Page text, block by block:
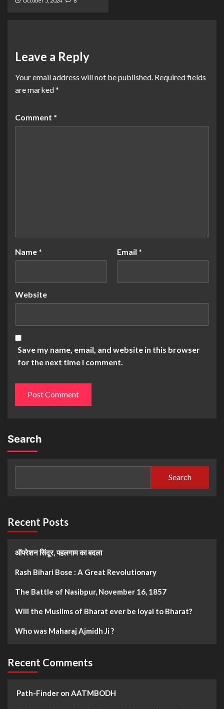
Leave a Reply
Your email address will not be published. Required fields
are marked*
Comment *
Name * Email *
Website
Save my name, email, and website in this browser
for the next time I comment.
Search
Search
Recent Posts
ऑपरेशन सिंदूर, पहलगाम का बदला
Rash Bihari Bose : A Great Revolutionary
The Battle of Nasibpur, November 16, 1857
Will the Muslims of Bharat ever be loyal to Bharat?
Who was Maharaj Ajmidh Ji ?
Recent Comments
Path-Finder on AATMBODH